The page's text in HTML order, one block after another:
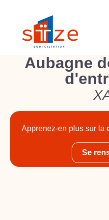
Aubagne
Apprenez-en plus sur la
Se